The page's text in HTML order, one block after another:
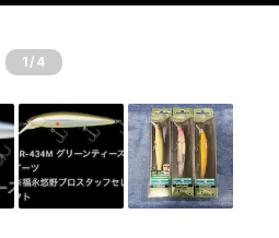
1 /4